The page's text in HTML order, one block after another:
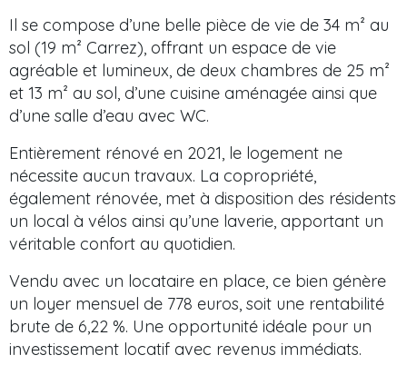
Il se compose d’une belle pièce de vie de 34 m² au
sol (19 m² Carrez), offrant un espace de vie
agréable et lumineux, de deux chambres de 25 m²
et 13 m² au sol, d’une cuisine aménagée ainsi que
d’une salle d’eau avec WC.
Entièrement rénové en 2021, le logement ne
nécessite aucun travaux. La copropriété,
également rénovée, met à disposition des résidents
un local à vélos ainsi qu’une laverie, apportant un
véritable confort au quotidien.
Vendu avec un locataire en place, ce bien génère
un loyer mensuel de 778 euros, soit une rentabilité
brute de 6,22 %. Une opportunité idéale pour un
investissement locatif avec revenus immédiats.